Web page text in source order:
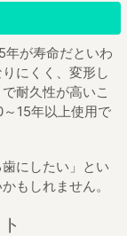
が寿命だといわ
にくく、変形し
耐久性が高いこ
15年以上使用で
にしたい」とい
もしれません。